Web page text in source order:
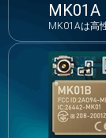
MK01A
MK01Aは高